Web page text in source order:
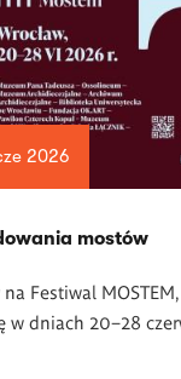
2026
mostów
Festiwal
w dniach 20–28